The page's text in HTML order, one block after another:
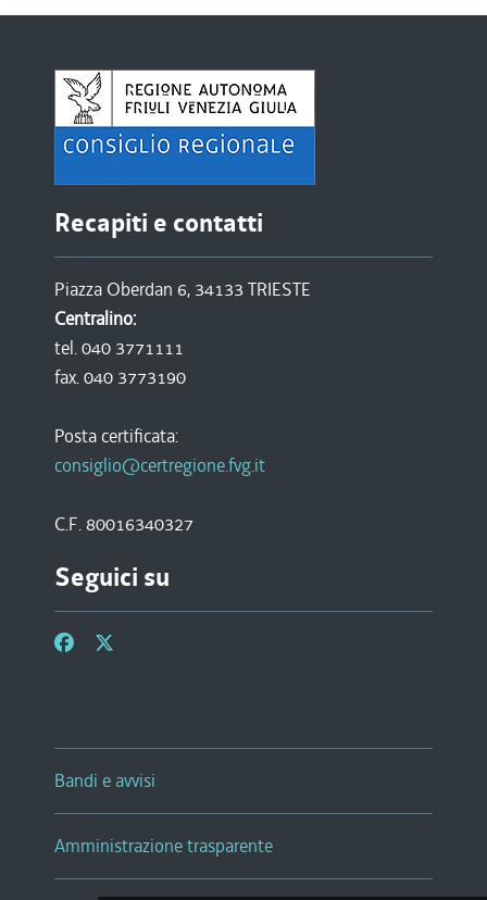
Recapiti e contatti
Piazza Oberdan 6, 34133 TRIESTE
Centralino:
tel. 040 3771111
fax. 040 3773190
Posta certificata:
consiglio@certregione.fvg.it
C.F. 80016340327
Seguici su
Bandi e avvisi
Amministrazione trasparente